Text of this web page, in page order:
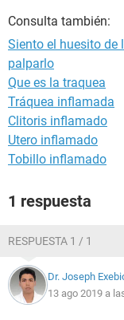
Consulta también:
Siento el huesito de
palparlo
Que es la traquea
Tráquea inflamada
Clitoris inflamado
Utero inflamado
Tobillo inflamado
1 respuesta
RESPUESTA 1 / 1
Dr. Joseph
13 ago 2019 a